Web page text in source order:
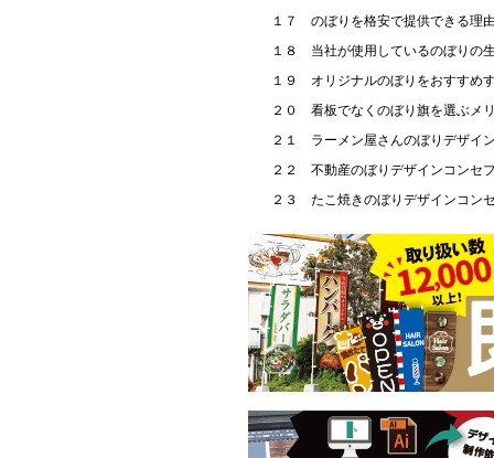
１７ のぼりを格安で提供できる理
１８ 当社が使用しているのぼりの
１９ オリジナルのぼりをおすすめ
２０ 看板でなくのぼり旗を選ぶメ
２１ ラーメン屋さんのぼりデザイ
２２ 不動産のぼりデザインコンセ
２３ たこ焼きのぼりデザインコン